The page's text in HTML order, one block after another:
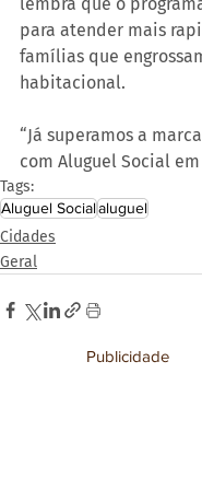
para atender mais
famílias que
habitacional.
“Já superamos a
com Aluguel Social
Tags:
Aluguel Socialaluguel
Cidades
Geral
Publicidade